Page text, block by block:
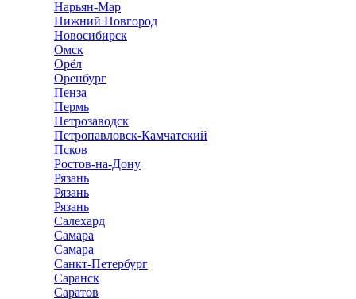
Нарьян-Мар
Нижний Новгород
Новосибирск
Омск
Орёл
Оренбург
Пенза
Пермь
Петрозаводск
Петропавловск-Камчатский
Псков
Ростов-на-Дону
Рязань
Рязань
Рязань
Салехард
Самара
Самара
Санкт-Петербург
Саранск
Саратов